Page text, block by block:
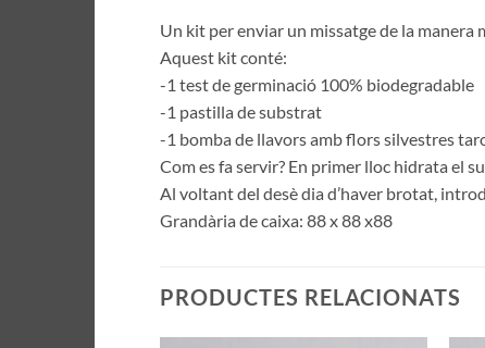
Un kit per enviar un missatge de la manera
Aquest kit conté:
-1 test de germinació 100% biodegradable
-1 pastilla de substrat
-1 bomba de llavors amb flors silvestres
Com es fa servir? En primer lloc hidrata el
Al voltant del desè dia d’haver brotat,
Grandària de caixa: 88 x 88 x88
PRODUCTES RELACIONATS